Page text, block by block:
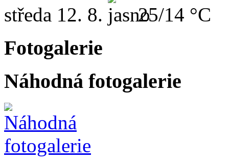
středa 12. 8. 25/14 °C
Fotogalerie
Náhodná fotogalerie